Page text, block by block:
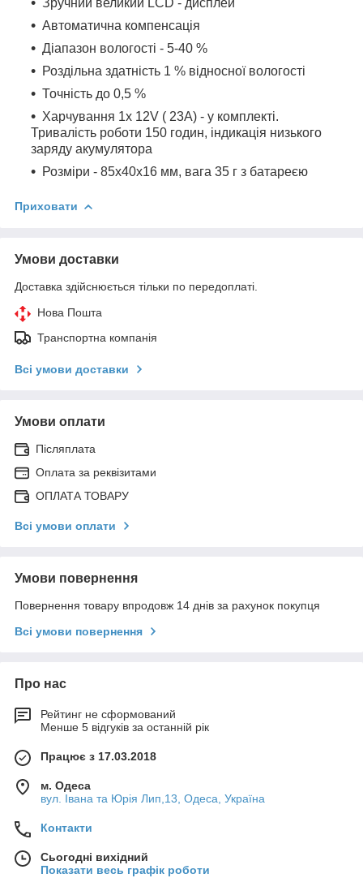
Автоматична компенсація
Діапазон вологості - 5-40 %
Роздільна здатність 1 % відносної вологості
Точність до 0,5 %
Харчування 1x 12V ( 23A) - у комплекті.
Тривалість роботи 150 годин, індикація низького
заряду акумулятора
Розміри - 85x40х16 мм, вага 35 г з батареєю
Приховати
Умови доставки
Доставка здійснюється тільки по передоплаті.
Нова Пошта
Транспортна компанія
Всі умови доставки
Умови оплати
Післяплата
Оплата за реквізитами
ОПЛАТА ТОВАРУ
Всі умови оплати
Умови повернення
Повернення товару впродовж 14 днів за рахунок покупця
Всі умови повернення
Про нас
Рейтинг не сформований
Менше 5 відгуків за останній рік
Працює з 17.03.2018
м. Одеса
вул. Івана та Юрія Лип,13, Одеса, Україна
Контакти
Сьогодні вихідний
Показати весь графік роботи